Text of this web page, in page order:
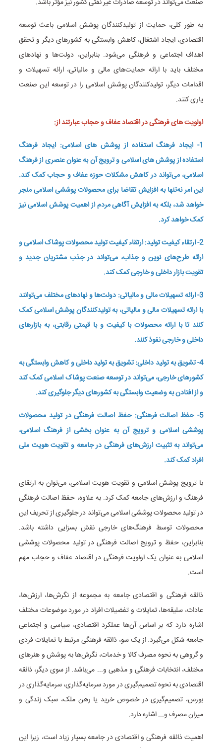
صنعت می‌تواند در توسعه صادرات غیر نفتی کشور نیز مؤثر باشد.
به طور کلی، حمایت از تولیدکنندگان پوشش اسلامی باعث توسعه
اقتصادی، ایجاد اشتغال، کاهش وابستگی به کشورهای دیگر و تحقق
اهداف اجتماعی و فرهنگی می‌شود. بنابراین، دولت‌ها و نهادهای
مختلف باید با ارائه حمایت‌های مالی و مالیاتی، ارائه تسهیلات و
اقدامات دیگر، تولیدکنندگان پوشش اسلامی را در توسعه این صنعت
یاری کنند.
اولویت های فرهنگی در اقتصاد عفاف و حجاب عبارتند از:
1- ایجاد فرهنگ استفاده از پوشش های اسلامی: ایجاد فرهنگ
استفاده از پوشش های اسلامی و ترویج آن به عنوان عنصری از فرهنگ
اسلامی، می‌تواند در کاهش مشکلات حوزه عفاف و حجاب کمک کند.
این امر نه‌تنها به افزایش تقاضا برای محصولات پوششی اسلامی منجر
خواهد شد، بلکه به افزایش آگاهی مردم از اهمیت پوشش اسلامی نیز
کمک خواهد کرد.
2- ارتقاء کیفیت تولید: ارتقاء کیفیت تولید محصولات پوشاک اسلامی و
ارائه طرح‌های نوین و جذاب، می‌تواند در جذب مشتریان جدید و
تقویت بازار داخلی و خارجی کمک کند.
3- ارائه تسهیلات مالی و مالیاتی: دولت‌ها و نهادهای مختلف می‌توانند
با ارائه تسهیلات مالی و مالیاتی، به تولیدکنندگان پوشش اسلامی کمک
کنند تا با ارائه محصولات با کیفیت و با قیمتی رقابتی، به بازارهای
داخلی و خارجی نفوذ کنند.
4- تشویق به تولید داخلی: تشویق به تولید داخلی و کاهش وابستگی به
کشورهای خارجی، می‌تواند در توسعه صنعت پوشاک اسلامی کمک کند
و از افتادن به وضعیت وابستگی به کشورهای دیگر جلوگیری کند.
5- حفظ اصالت فرهنگی: حفظ اصالت فرهنگی در تولید محصولات
پوششی اسلامی و ترویج آن به عنوان بخشی از فرهنگ اسلامی،
می‌تواند به تثبیت ارزش‌های فرهنگی در جامعه و تقویت هویت ملی
افراد کمک کند.
با ترویج پوشش اسلامی و تقویت هویت اسلامی، می‌توان به ارتقای
فرهنگ و ارزش‌های جامعه کمک کرد. به علاوه، حفظ اصالت فرهنگی
در تولید محصولات پوششی اسلامی می‌تواند در جلوگیری از تحریف این
محصولات توسط فرهنگ‌های خارجی نقش بسزایی داشته باشد.
بنابراین، حفظ و ترویج اصالت فرهنگی در تولید محصولات پوششی
اسلامی به عنوان یک اولویت فرهنگی در اقتصاد عفاف و حجاب مهم
است.
ذائقه فرهنگی و اقتصادی جامعه به مجموعه از نگرش‌ها، ارزش‌ها،
عادات، سلیقه‌ها، تمایلات و تفضیلات افراد در مورد موضوعات مختلف
اشاره دارد که بر اساس آن‌ها عملکرد اقتصادی، سیاسی و اجتماعی
جامعه شکل می‌گیرد. از یک سو، ذائقه فرهنگی مرتبط با تمایلات فردی
و گروهی به نحوه مصرف کالا و خدمات، نگرش‌ها به پوشش و هنرهای
مختلف، انتخابات فرهنگی و مذهبی و... می‌باشد. از سوی دیگر، ذائقه
اقتصادی به نحوه تصمیم‌گیری در مورد سرمایه‌گذاری، سرمایه‌گذاری در
بورس، تصمیم‌گیری در خصوص خرید یا رهن ملک، سبک زندگی و
میزان مصرف و... اشاره دارد.
اهمیت ذائقه فرهنگی و اقتصادی در جامعه بسیار زیاد است، زیرا این